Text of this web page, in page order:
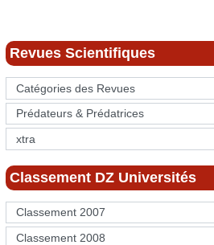
Revues Scientifiques
Classement DZ Universités